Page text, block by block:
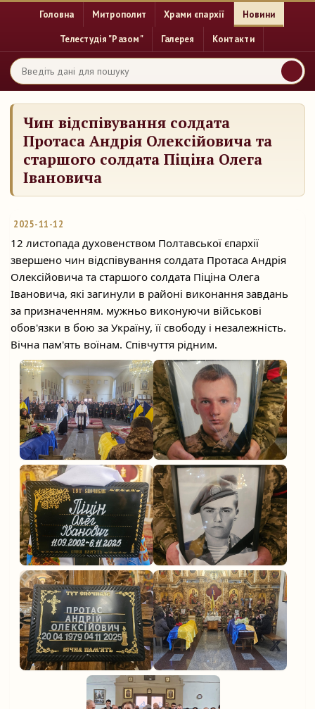
Головна Митрополит Храми єпархії Новини
Телестудія "Разом" Галерея Контакти
Чин відспівування солдата
Протаса Андрія Олексійовича та
старшого солдата Піціна Олега
Івановича
2025-11-12
12 листопада духовенством Полтавської єпархії
звершено чин відспівування солдата Протаса Андрія
Олексійовича та старшого солдата Піціна Олега
Івановича, які загинули в районі виконання завдань
за призначенням. мужньо виконуючи військові
обов'язки в бою за Україну, її свободу і незалежність.
Вічна пам'ять воїнам. Співчуття рідним.